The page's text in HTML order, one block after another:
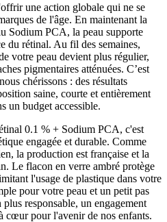
une action globale qui ne se
de l'âge. En maintenant la
Sodium PCA, la peau supporte
du rétinal. Au fil des semaines,
votre peau devient plus régulier,
pigmentaires atténuées. C’est
chérissons : des résultats
saine, courte et entièrement
un budget accessible.
0.1 % + Sodium PCA, c'est
engagée et durable. Comme
la production est française et la
Le flacon en verre ambré protège
l'usage de plastique dans votre
pour votre peau et un petit pas
responsable, un engagement
cœur pour l'avenir de nos enfants.